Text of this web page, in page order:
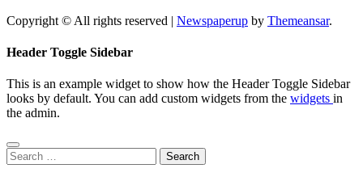
Copyright © All rights reserved | Newspaperup by Themeansar.
Header Toggle Sidebar
This is an example widget to show how the Header Toggle Sidebar
looks by default. You can add custom widgets from the widgets in
the admin.
Search
for: